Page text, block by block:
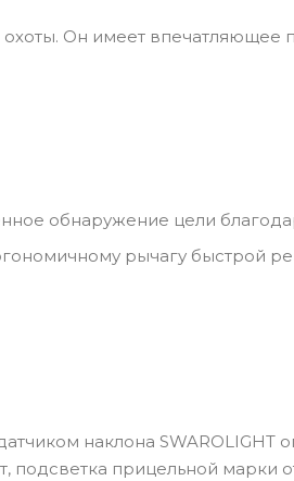
охоты. Он имеет впечатляющее
обнаружение цели
рычагу быстрой
наклона SWAROLIGHT
прицельной марки